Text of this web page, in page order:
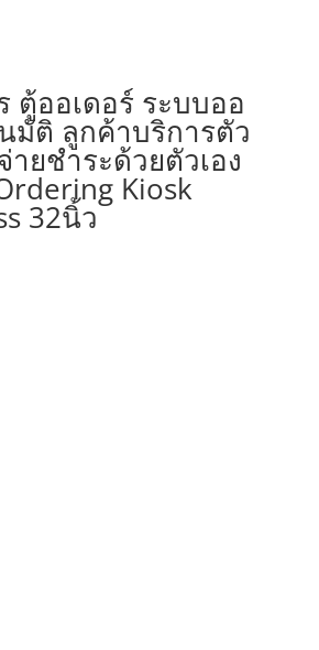
ตู้ออเดอร์ ระบบออ
มัติ ลูกค้าบริการตัว
ายชำระด้วยตัวเอง
Kiosk
32นิ้ว